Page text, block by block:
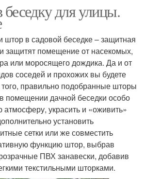
Шторы для веранд
Шторы для веранды
Влагостойкие шторы
Кассетные шторы
беседку для улицы.
в садовой беседке – защитная
защитят помещение от насекомых,
или моросящего дождика. Да и от
соседей и прохожих вы будете
правильно подобранные шторы
помещении дачной беседки особо
украсить и «оживить»
установить
сетки или же совместить
функцию штор, выбрав
ПВХ занавески, добавив
текстильными шторками.